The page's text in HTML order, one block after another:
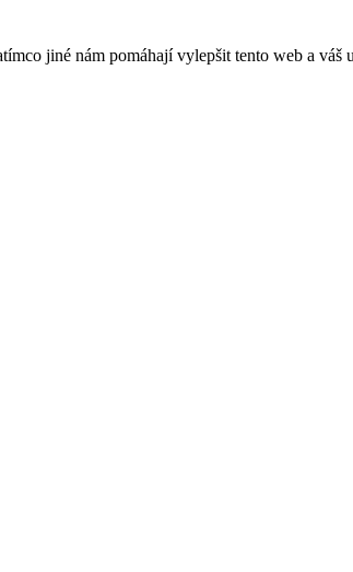
jiné nám pomáhají vylepšit tento web a